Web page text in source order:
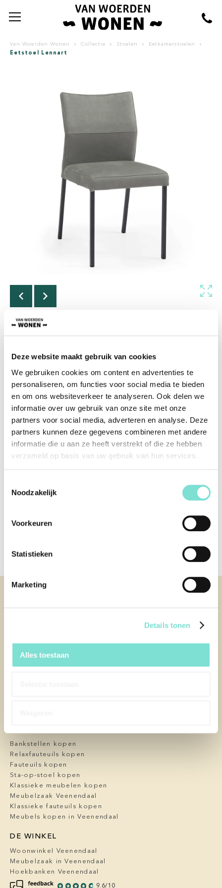
Deze website maakt gebruik van cookies
We gebruiken cookies om content en advertenties te
personaliseren, om functies voor social media te bieden
en om ons websiteverkeer te analyseren. Ook delen we
informatie over uw gebruik van onze site met onze
partners voor social media, adverteren en analyse. Deze
partners kunnen deze gegevens combineren met andere
informatie die u aan ze heeft verstrekt of die ze hebben
verzameld op basis van uw gebruik van hun services.
Noodzakelijk
Voorkeuren
Statistieken
Marketing
Details tonen
Alles toestaan
Van Woerden Wonen Collectie Stoelen Eetkamerstoelen
Eetstoel Lennart
Eetstoel Lennart
Zou de Lennart eetkamerstoel de perfect keuze zijn als
hij armleuningen had andere poten of een andere
kleur? Gelukkig is dit allemaal mogelijk en wordt de
diverse materialen te combineren.
Vanaf
€321,00
Offerte aanvragen
KLANTENSERVICE
Levering
FAQ
Bankstellen kopen
Relaxfauteuils kopen
Fauteuils kopen
Sta-op-stoel kopen
Klassieke meubelen kopen
Meubelzaak Veenendaal
Klassieke fauteuils kopen
Meubels kopen in Veenendaal
DE WINKEL
Woonwinkel Veenendaal
Meubelzaak in Veenendaal
Hoekbanken Veenendaal
9.6/10